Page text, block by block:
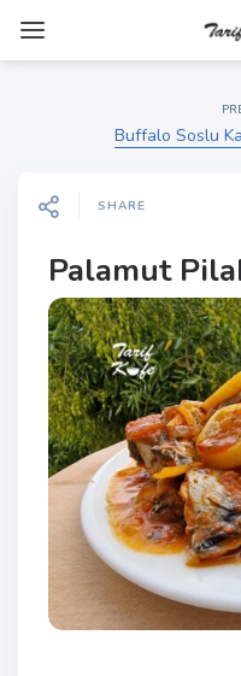
Buffalo Soslu
SHARE
Palamut